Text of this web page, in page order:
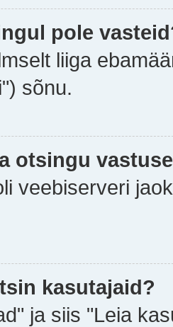
pole
liiga
sõnu.
otsingu
veebiserveri
kasutajaid?
ja siis "Leia